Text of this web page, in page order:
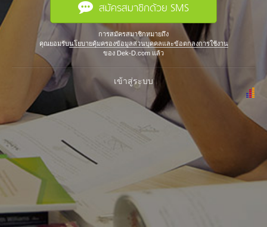
สมัครสมาชิกด้วย SMS
การสมัครสมาชิกหมายถึง
คุณยอมรับนโยบายคุ้มครองข้อมูลส่วนบุคคลและข้อตกลงการใช้งาน
ของ Dek-D.com แล้ว
เข้าสู่ระบบ